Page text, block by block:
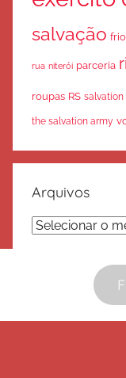
salvação frio
rua niterói parceria
roupas RS salvation
the salvation army
Arquivos
Arquivos